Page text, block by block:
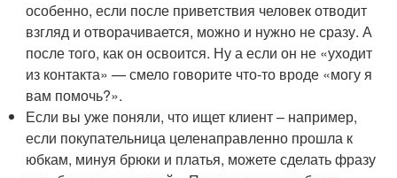
особенно, если после приветствия человек отводит
взгляд и отворачивается, можно и нужно не сразу. А
после того, как он освоится. Ну а если он не «уходит
из контакта» — смело говорите что-то вроде «могу я
вам помочь?».
Если вы уже поняли, что ищет клиент – например,
если покупательница целенаправленно прошла к
юбкам, минуя брюки и платья, можете сделать фразу